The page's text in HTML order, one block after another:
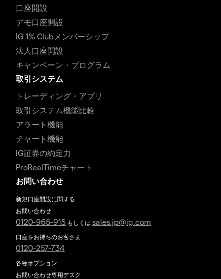
口座開設
デモ口座開設
IG 1% Clubメンバーシップ
法人口座開設
キャンペーン・プログラム
取引システム
トレーディング・アプリ
取引システム機能比較
アラート機能
チャート機能
IG証券の約定力
ProRealTimeチャート
お問い合わせ
新規口座開設に関する
お問い合わせ
0120-965-915 もしくは sales.jp@ig.com
口座をお持ちのお客さま
0120-257-734
各種オプション
お問い合わせ専用デスク